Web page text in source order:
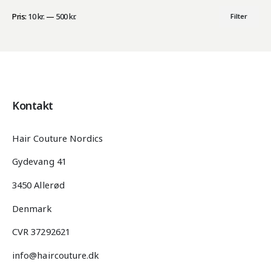
Filter
Pris: 10 kr. — 500 kr.
Kontakt
Hair Couture Nordics
Gydevang 41
3450 Allerød
Denmark
CVR 37292621
info@haircouture.dk